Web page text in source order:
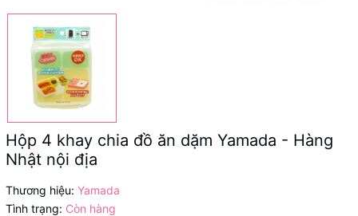
Hộp 4 khay chia đồ ăn dặm Yamada - Hàng
Nhật nội địa
Thương hiệu: Yamada
Tình trạng: Còn hàng